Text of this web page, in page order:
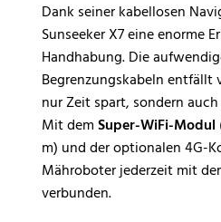
Dank seiner kabellosen
Sunseeker X7 eine enorme
Handhabung. Die
Begrenzungskabeln
nur Zeit spart, sondern
Mit demSuper-WiFi-Modul
m) und der optionalen 4G-
Mähroboter jederzeit mit
verbunden.